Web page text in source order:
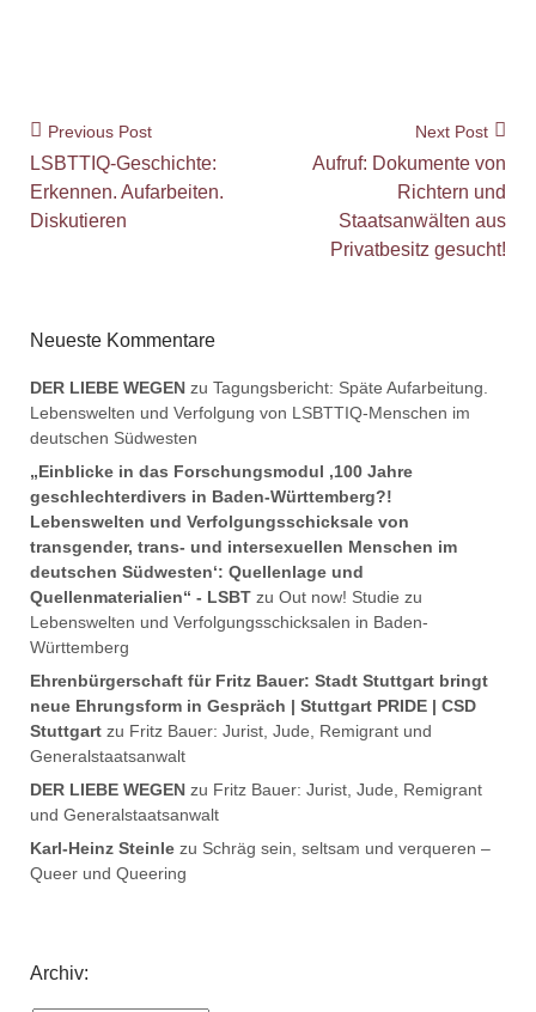
Previous Post
LSBTTIQ-Geschichte:
Erkennen. Aufarbeiten.
Diskutieren
Next Post
Aufruf: Dokumente von
Richtern und
Staatsanwälten aus
Privatbesitz gesucht!
Neueste Kommentare
DER LIEBE WEGEN zu Tagungsbericht: Späte Aufarbeitung.
Lebenswelten und Verfolgung von LSBTTIQ-Menschen im
deutschen Südwesten
„Einblicke in das Forschungsmodul ‚100 Jahre
geschlechterdivers in Baden-Württemberg?!
Lebenswelten und Verfolgungsschicksale von
transgender, trans- und intersexuellen Menschen im
deutschen Südwesten‘: Quellenlage und
Quellenmaterialien“ - LSBT zu Out now! Studie zu
Lebenswelten und Verfolgungsschicksalen in Baden-
Württemberg
Ehrenbürgerschaft für Fritz Bauer: Stadt Stuttgart bringt
neue Ehrungsform in Gespräch | Stuttgart PRIDE | CSD
Stuttgart zu Fritz Bauer: Jurist, Jude, Remigrant und
Generalstaatsanwalt
DER LIEBE WEGEN zu Fritz Bauer: Jurist, Jude, Remigrant
und Generalstaatsanwalt
Karl-Heinz Steinle zu Schräg sein, seltsam und verqueren –
Queer und Queering
Archiv: